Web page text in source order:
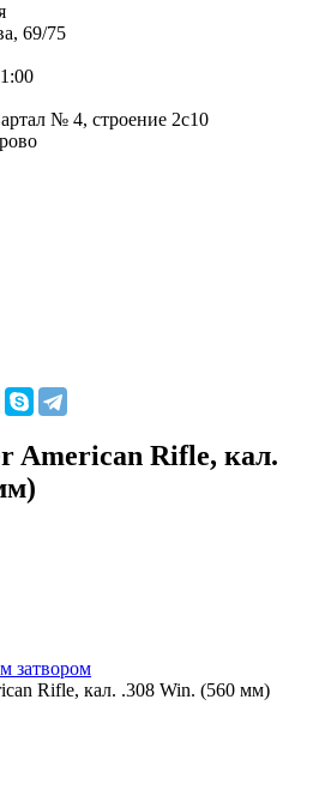
69/75
№ 4, строение 2с10
American Rifle, кал.
затвором
Rifle, кал. .308 Win. (560 мм)